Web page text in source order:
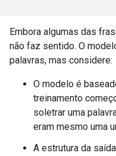
Embora algumas das
não faz sentido. O
palavras, mas considere:
O modelo é
treinamento
soletrar uma
eram mesmo uma
A estrutura da